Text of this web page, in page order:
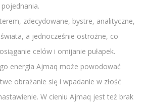
zdecydowane, bystre, analityczne,
a jednocześnie ostrożne, co
celów i omijanie pułapek.
energia Ajmaq może powodować
obrażanie się i wpadanie w złość
W cieniu Ajmaq jest też brak